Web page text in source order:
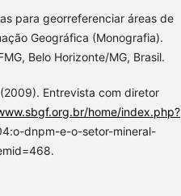
para georreferenciar áreas de
Geográfica (Monografia).
Belo Horizonte/MG, Brasil.
Entrevista com diretor
home/index.php?
dnpm-e-o-setor-mineral-